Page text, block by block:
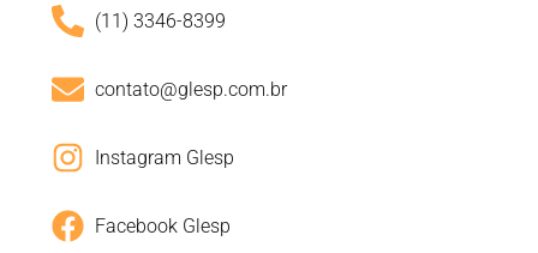
(11) 3346-8399
contato@glesp.com.br
Instagram Glesp
Facebook Glesp